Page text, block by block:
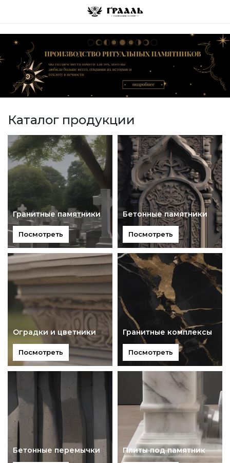
Каталог продукции
Гранитные памятники
Посмотреть
Бетонные памятники
Посмотреть
Оградки и цветники
Посмотреть
Гранитные комплексы
Посмотреть
Бетонные перемычки Плиты под памятник